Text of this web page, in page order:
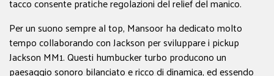
tacco consente pratiche regolazioni del relief del manico.
Per un suono sempre al top, Mansoor ha dedicato molto
tempo collaborando con Jackson per sviluppare i pickup
Jackson MM1. Questi humbucker turbo producono un
paesaggio sonoro bilanciato e ricco di dinamica, ed essendo